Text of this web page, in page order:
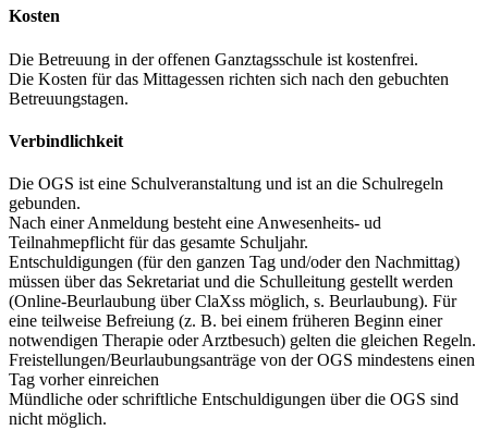
Kosten
Die Betreuung in der offenen Ganztagsschule ist kostenfrei.
Die Kosten für das Mittagessen richten sich nach den gebuchten
Betreuungstagen.
Verbindlichkeit
Die OGS ist eine Schulveranstaltung und ist an die Schulregeln
gebunden.
Nach einer Anmeldung besteht eine Anwesenheits- ud
Teilnahmepflicht für das gesamte Schuljahr.
Entschuldigungen (für den ganzen Tag und/oder den Nachmittag)
müssen über das Sekretariat und die Schulleitung gestellt werden
(Online-Beurlaubung über ClaXss möglich, s. Beurlaubung). Für
eine teilweise Befreiung (z. B. bei einem früheren Beginn einer
notwendigen Therapie oder Arztbesuch) gelten die gleichen Regeln.
Freistellungen/Beurlaubungsanträge von der OGS mindestens einen
Tag vorher einreichen
Mündliche oder schriftliche Entschuldigungen über die OGS sind
nicht möglich.